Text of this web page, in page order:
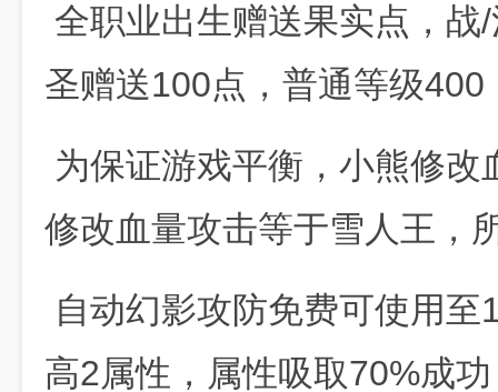
全职业出生赠送果实点，
圣赠送100点，普通等级
为保证游戏平衡，小熊修
修改血量攻击等于雪人王，
自动幻影攻防免费可使用
高2属性，属性吸取70%成